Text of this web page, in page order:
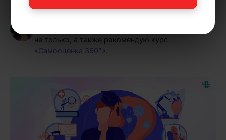
Анастасия Барвинская— автор статей и
не только, а также рекомендую курс
«Самооценка 360°»